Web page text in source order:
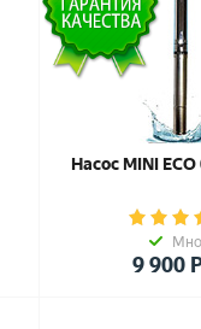
Насос MINI ЕСО
9 900